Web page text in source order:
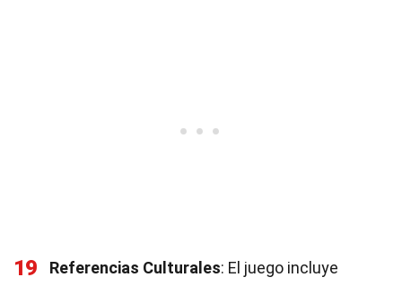
19 Referencias Culturales: El juego incluye